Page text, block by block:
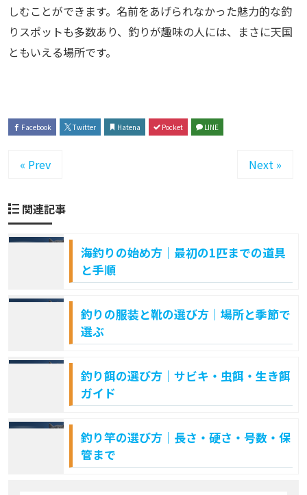
しむことができます。名前をあげられなかった魅力的な釣
りスポットも多数あり、釣りが趣味の人には、まさに天国
ともいえる場所です。
Facebook Twitter Hatena Pocket LINE
« Prev Next »
関連記事
海釣りの始め方｜最初の1匹までの道具
と手順
釣りの服装と靴の選び方｜場所と季節で
選ぶ
釣り餌の選び方｜サビキ・虫餌・生き餌
ガイド
釣り竿の選び方｜長さ・硬さ・号数・保
管まで